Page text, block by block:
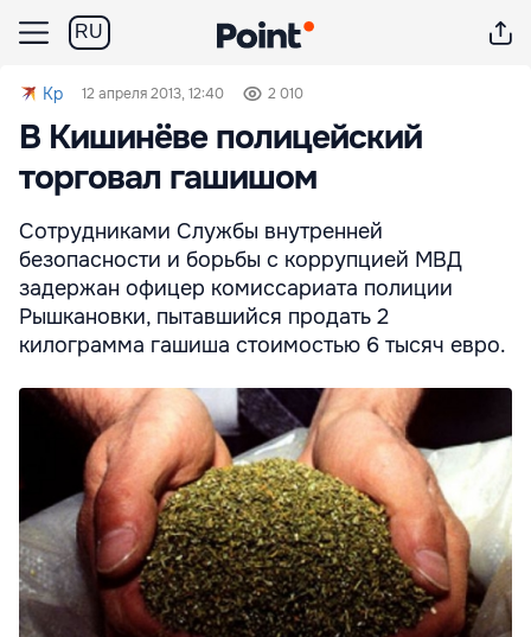
RU
Kp 12 апреля 2013, 12:40 2 010
В Кишинёве полицейский
торговал гашишом
Сотрудниками Службы внутренней
безопасности и борьбы с коррупцией МВД
задержан офицер комиссариата полиции
Рышкановки, пытавшийся продать 2
килограмма гашиша стоимостью 6 тысяч евро.